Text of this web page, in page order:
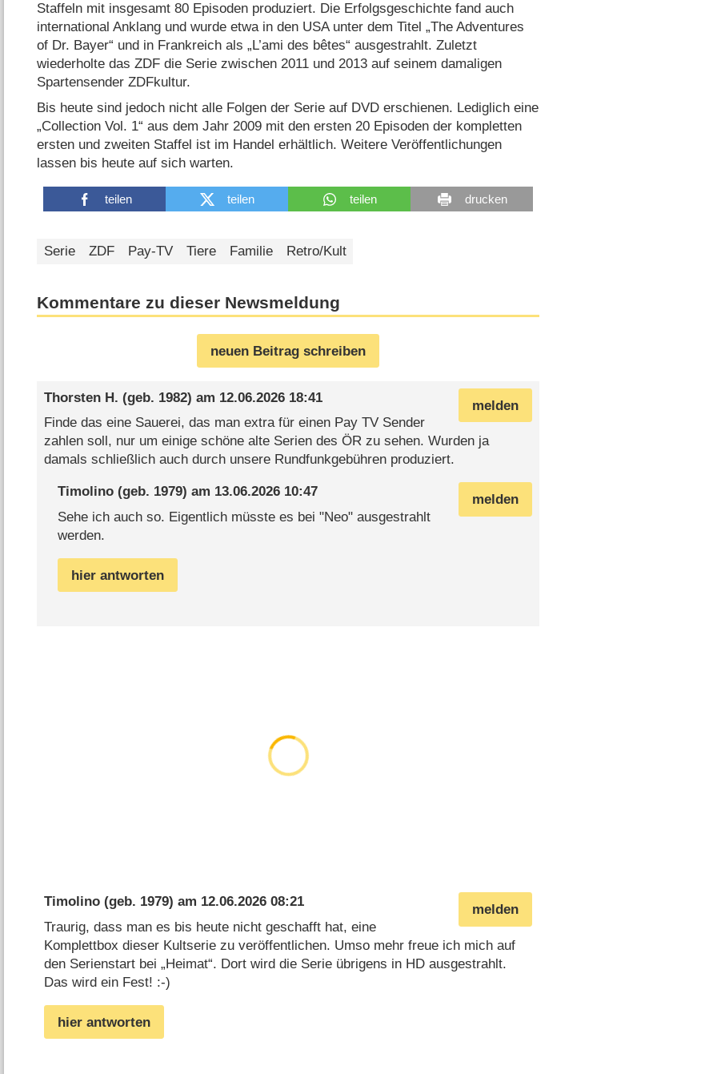
Staffeln mit insgesamt 80 Episoden produziert. Die Erfolgsgeschichte fand auch
international Anklang und wurde etwa in den USA unter dem Titel „The Adventures
of Dr. Bayer“ und in Frankreich als „L’ami des bêtes“ ausgestrahlt. Zuletzt
wiederholte das ZDF die Serie zwischen 2011 und 2013 auf seinem damaligen
Spartensender ZDFkultur.
Bis heute sind jedoch nicht alle Folgen der Serie auf DVD erschienen. Lediglich eine
„Collection Vol. 1“ aus dem Jahr 2009 mit den ersten 20 Episoden der kompletten
ersten und zweiten Staffel ist im Handel erhältlich. Weitere Veröffentlichungen
lassen bis heute auf sich warten.
teilen teilen teilen drucken
Serie ZDF Pay-TV Tiere Familie Retro/Kult
Kommentare zu dieser Newsmeldung
neuen Beitrag schreiben
melden
Thorsten H. (geb. 1982) am 12.06.2026 18:41
Finde das eine Sauerei, das man extra für einen Pay TV Sender
zahlen soll, nur um einige schöne alte Serien des ÖR zu sehen. Wurden ja
damals schließlich auch durch unsere Rundfunkgebühren produziert.
melden
Timolino(geb. 1979) am 13.06.2026 10:47
Sehe ich auch so. Eigentlich müsste es bei "Neo" ausgestrahlt
werden.
hier antworten
melden
Timolino(geb. 1979) am 12.06.2026 08:21
Traurig, dass man es bis heute nicht geschafft hat, eine
Komplettbox dieser Kultserie zu veröffentlichen. Umso mehr freue ich mich auf
den Serienstart bei „Heimat“. Dort wird die Serie übrigens in HD ausgestrahlt.
Das wird ein Fest! :-)
hier antworten